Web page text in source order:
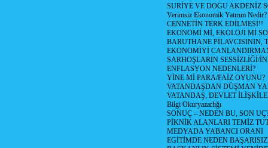
SURİYE VE DOGU AKDENİZ
Verimsiz Ekonomik Yatırım Nedir?
CENNETİN TERK EDİLMESİ!!
EKONOMİ Mİ, EKOLOJİ Mİ
BARUTHANE PİLAVCISININ,
EKONOMİYİ
SARHOŞLARIN SESSİZLİĞİ/
ENFLASYON NEDENLERİ?
YİNE Mİ PARA/FAİZ OYUNU?
VATANDAŞDAN DÜŞMAN
VATANDAŞ, DEVLET
Bilgi Okuryazarlığı
SONUÇ – NEDEN BU, SON
PİKNİK ALANLARI TEMİZ
MEDYADA YABANCI ORANI
EGİTİMDE NEDEN